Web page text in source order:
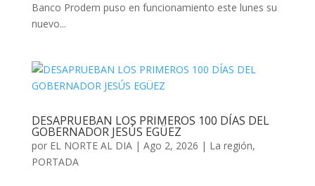
Banco Prodem puso en funcionamiento este lunes su
nuevo...
DESAPRUEBAN LOS PRIMEROS 100 DÍAS DEL
GOBERNADOR JESÚS EGÜEZ
por EL NORTE AL DIA| Ago 2, 2026 | La región,
PORTADA